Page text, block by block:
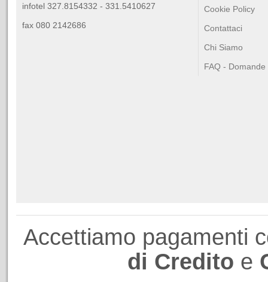
infotel 327.8154332 - 331.5410627
fax 080 2142686
Cookie Policy
Contattaci
Chi Siamo
FAQ -
Accettiamo pagamenti
di Credito e